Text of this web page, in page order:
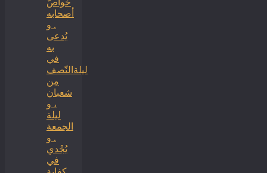
خواصّ
أصحابه
. و
يُدعى
به
في
ليلةالنّصف
مِن
شعبان
، و
ليلة
الجمعة
. و
يُجْدي
في